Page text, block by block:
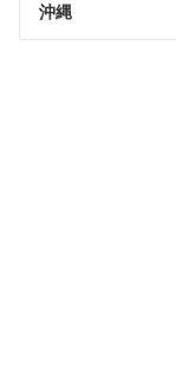
沖縄